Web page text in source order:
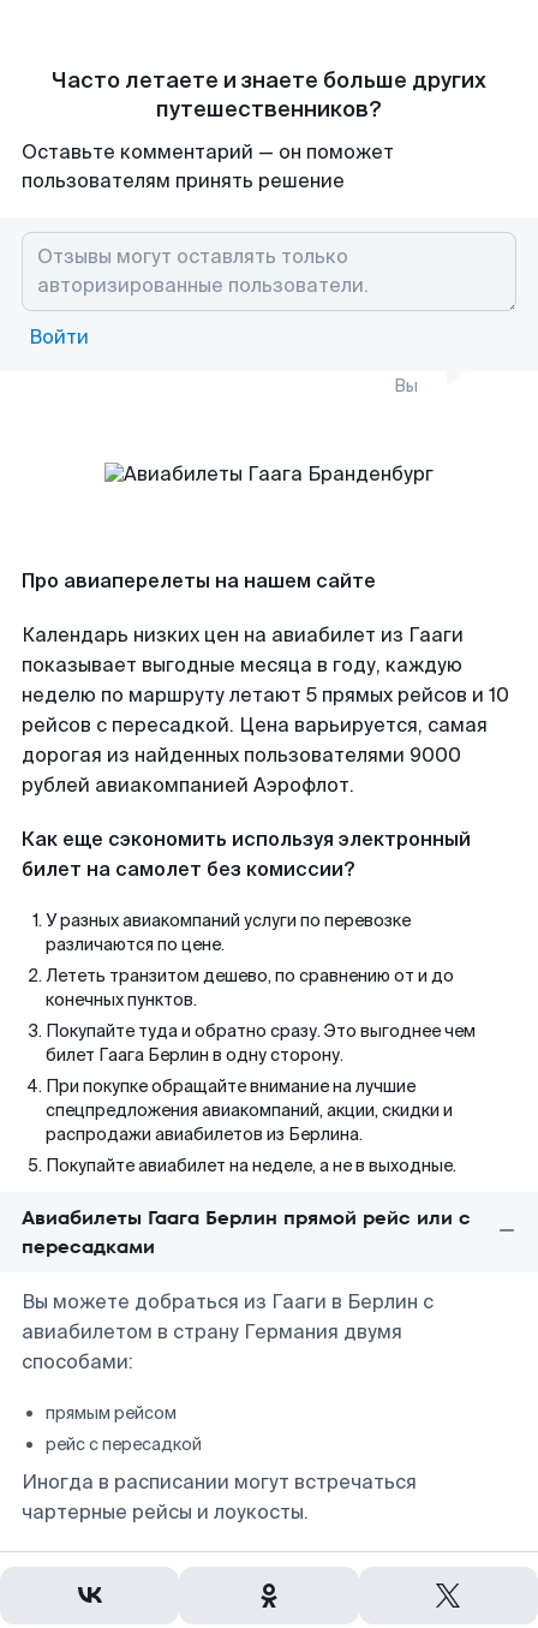
Часто летаете и знаете больше других
путешественников?
Оставьте комментарий — он поможет
пользователям принять решение
Войти
Вы
Про авиаперелеты на нашем сайте
Календарь низких цен на авиабилет из Гааги
показывает выгодные месяца в году, каждую
неделю по маршруту летают 5 прямых рейсов и 10
рейсов с пересадкой. Цена варьируется, самая
дорогая из найденных пользователями 9000
рублей авиакомпанией Аэрофлот.
Как еще сэкономить используя электронный
билет на самолет без комиссии?
У разных авиакомпаний услуги по перевозке
различаются по цене.
Лететь транзитом дешево, по сравнению от и до
конечных пунктов.
Покупайте туда и обратно сразу. Это выгоднее чем
билет Гаага Берлин в одну сторону.
При покупке обращайте внимание на лучшие
спецпредложения авиакомпаний, акции, скидки и
распродажи авиабилетов из Берлина.
Покупайте авиабилет на неделе, а не в выходные.
Авиабилеты Гаага Берлин прямой рейс или с
пересадками
Вы можете добраться из Гааги в Берлин с
авиабилетом в страну Германия двумя
способами:
прямым рейсом
рейс с пересадкой
Иногда в расписании могут встречаться
чартерные рейсы и лоукосты.